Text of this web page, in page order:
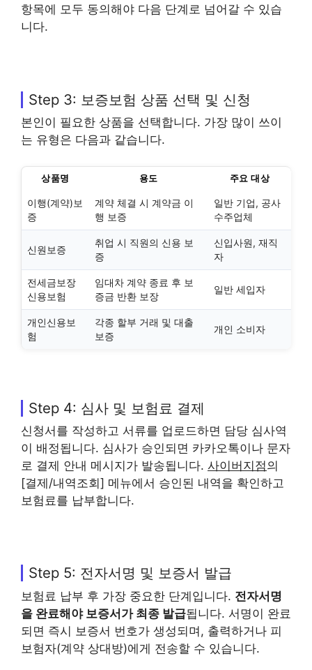
항목에 모두 동의해야 다음 단계로 넘어갈 수 있습
니다.
Step 3: 보증보험 상품 선택 및 신청
본인이 필요한 상품을 선택합니다. 가장 많이 쓰이
는 유형은 다음과 같습니다.
상품명 용도 주요 대상
이행(계약)보
증
계약 체결 시 계약금 이
행 보증
일반 기업, 공사
수주업체
신원보증
취업 시 직원의 신용 보
증
신입사원, 재직
자
전세금보장
신용보험
임대차 계약 종료 후 보
증금 반환 보장
일반 세입자
개인신용보
험
각종 할부 거래 및 대출
보증
개인 소비자
Step 4: 심사 및 보험료 결제
신청서를 작성하고 서류를 업로드하면 담당 심사역
이 배정됩니다. 심사가 승인되면 카카오톡이나 문자
로 결제 안내 메시지가 발송됩니다. 사이버지점의
[결제/내역조회] 메뉴에서 승인된 내역을 확인하고
보험료를 납부합니다.
Step 5: 전자서명 및 보증서 발급
보험료 납부 후 가장 중요한 단계입니다. 전자서명
을 완료해야 보증서가 최종 발급됩니다. 서명이 완료
되면 즉시 보증서 번호가 생성되며, 출력하거나 피
보험자(계약 상대방)에게 전송할 수 있습니다.